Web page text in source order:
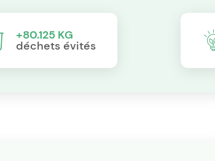
+80.125 KG
déchets évités